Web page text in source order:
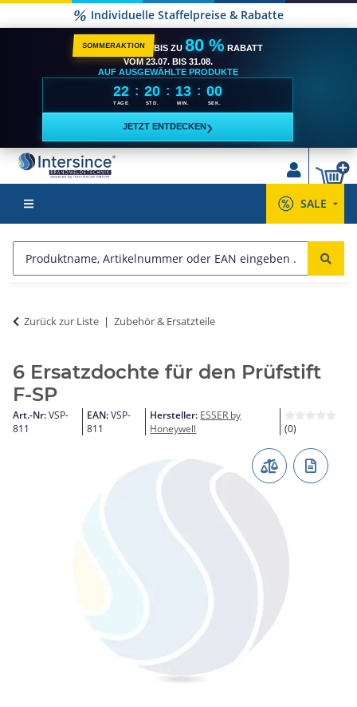
Individuelle Staffelpreise & Rabatte
SOMMERAKTION BIS ZU 80 % RABATT
VOM 23.07. BIS 31.08.
AUF AUSGEWÄHLTE PRODUKTE
22
TAGE
: 20
STD.
: 13
MIN.
: 00
SEK.
JETZT ENTDECKEN ›
SALE
Zurück zur Liste Zubehör & Ersatzteile
6 Ersatzdochte für den Prüfstift
F-SP
Art.-Nr: VSP-
811
EAN: VSP-
811
Hersteller: ESSER by
Honeywell
(0)